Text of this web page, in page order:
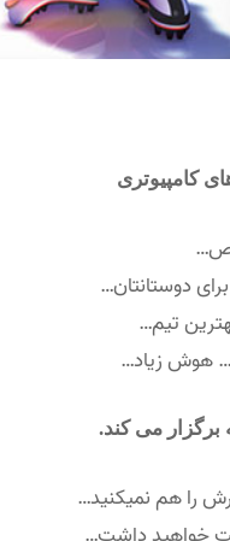
کامپیوتری
دوستانتان…
تیم…
هوش زیاد…
می کند.
را هم نمیکنید…